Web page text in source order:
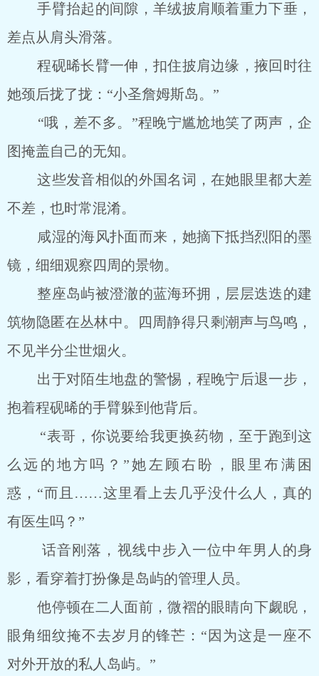
手臂抬起的间隙，羊绒披肩顺着重力下垂，
差点从肩头滑落。
程砚晞长臂一伸，扣住披肩边缘，掖回时往
她颈后拢了拢：“小圣詹姆斯岛。”
“哦，差不多。”程晚宁尴尬地笑了两声，企
图掩盖自己的无知。
这些发音相似的外国名词，在她眼里都大差
不差，也时常混淆。
咸湿的海风扑面而来，她摘下抵挡烈阳的墨
镜，细细观察四周的景物。
整座岛屿被澄澈的蓝海环拥，层层迭迭的建
筑物隐匿在丛林中。四周静得只剩潮声与鸟鸣，
不见半分尘世烟火。
出于对陌生地盘的警惕，程晚宁后退一步，
抱着程砚晞的手臂躲到他背后。
“表哥，你说要给我更换药物，至于跑到这
么远的地方吗？”她左顾右盼，眼里布满困
惑，“而且……这里看上去几乎没什么人，真的
有医生吗？”
话音刚落，视线中步入一位中年男人的身
影，看穿着打扮像是岛屿的管理人员。
他停顿在二人面前，微褶的眼睛向下觑睨，
眼角细纹掩不去岁月的锋芒：“因为这是一座不
对外开放的私人岛屿。”